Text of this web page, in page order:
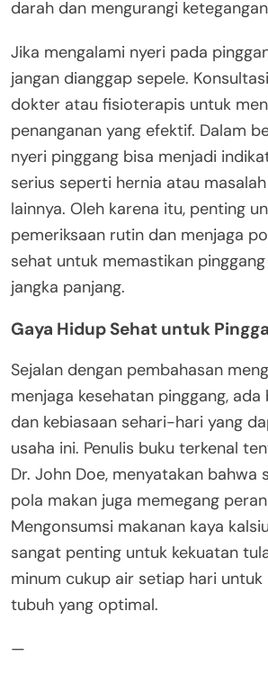
darah dan mengurangi
Jika mengalami nyeri pada
jangan dianggap sepele.
dokter atau fisioterapis untuk
penanganan yang efektif. Dalam
nyeri pinggang bisa menjadi
serius seperti hernia atau
lainnya. Oleh karena itu, penting
pemeriksaan rutin dan menjaga
sehat untuk memastikan
jangka panjang.
Gaya Hidup Sehat untuk
Sejalan dengan pembahasan
menjaga kesehatan pinggang,
dan kebiasaan sehari-hari yang
usaha ini. Penulis buku terkenal
Dr. John Doe, menyatakan bahwa
pola makan juga memegang
Mengonsumsi makanan kaya
sangat penting untuk kekuatan
minum cukup air setiap hari untuk
tubuh yang optimal.
—